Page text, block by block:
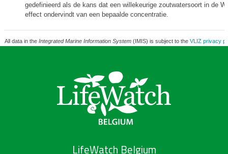
gedefinieerd als de kans dat een willekeurige zoutwatersoort in de
effect ondervindt van een bepaalde concentratie.
All data in the Integrated Marine Information System(IMIS) is subject to the VLIZ privacy
LifeWatch Belgium